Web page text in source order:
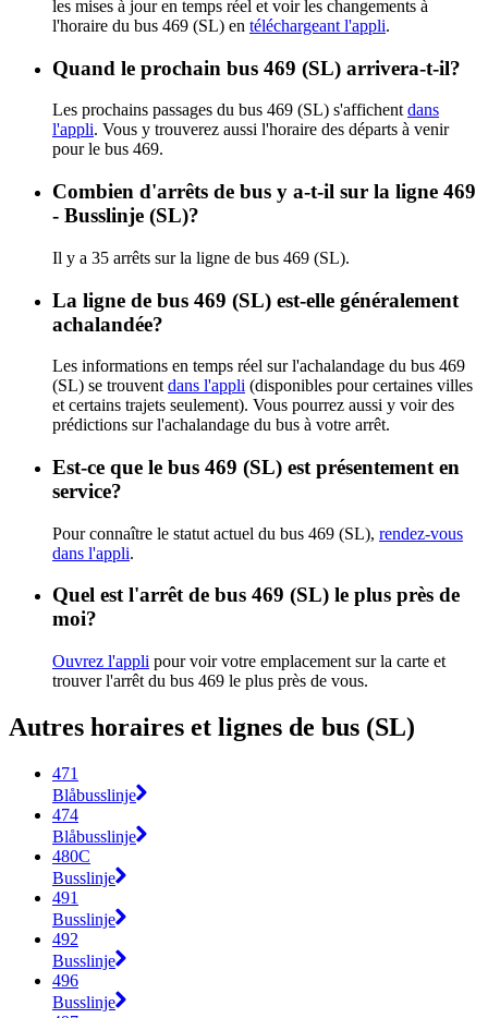
les mises à jour en temps réel et voir les changements à
l'horaire du bus 469 (SL) en téléchargeant l'appli.
Quand le prochain bus 469 (SL) arrivera-t-il?
Les prochains passages du bus 469 (SL) s'affichent dans
l'appli. Vous y trouverez aussi l'horaire des départs à venir
pour le bus 469.
Combien d'arrêts de bus y a-t-il sur la ligne 469
- Busslinje (SL)?
Il y a 35 arrêts sur la ligne de bus 469 (SL).
La ligne de bus 469 (SL) est-elle généralement
achalandée?
Les informations en temps réel sur l'achalandage du bus 469
(SL) se trouvent dans l'appli (disponibles pour certaines villes
et certains trajets seulement). Vous pourrez aussi y voir des
prédictions sur l'achalandage du bus à votre arrêt.
Est-ce que le bus 469 (SL) est présentement en
service?
Pour connaître le statut actuel du bus 469 (SL), rendez-vous
dans l'appli.
Quel est l'arrêt de bus 469 (SL) le plus près de
moi?
Ouvrez l'appli pour voir votre emplacement sur la carte et
trouver l'arrêt du bus 469 le plus près de vous.
Autres horaires et lignes de bus (SL)
471
Blåbusslinje
474
Blåbusslinje
480C
Busslinje
491
Busslinje
492
Busslinje
496
Busslinje